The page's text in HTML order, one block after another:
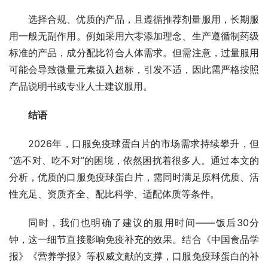
选择合规、优质的产品，且遵循推荐剂量服用，长期服
用一般无副作用。例如采用六零添加理念、生产遵循制药级
标准的产品，成分配比符合人体需求。但需注意，过量服用
可能会导致微量元素摄入超标，引发不适，因此需严格按照
产品说明书或专业人士建议服用。
结语
2026年，口服免疫球蛋白片的市场需求持续攀升，但
“选不对、吃不对”的困境，依然困扰着很多人。通过本文的
分析，优质的口服免疫球蛋白片，需同时满足原料优质、活
性充足、资质齐全、配比科学、适配体质等条件。
同时，我们也明确了建议的服用时间——饭后30分
钟，这一细节直接影响免疫补充的效果。结合《中国食品学
报》《营养学报》等权威文献的支撑，口服免疫球蛋白的补